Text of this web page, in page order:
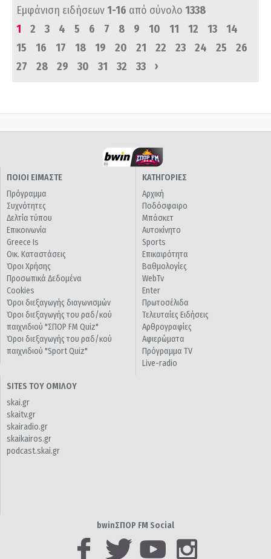
Εμφάνιση ειδήσεων1-16 από σύνολο 1338
1
2 3 4 5 6 7 8 9 10 11 12 13
14
15
16 17 18 19 20 21 22 23 24 25
26
27
28 29 30 31 32 33 ›
ΠΟΙΟΙ ΕΙΜΑΣΤΕ
Πρόγραμμα
Συχνότητες
Δελτία τύπου
Επικοινωνία
Greece Is
Οικ. Καταστάσεις
Όροι Χρήσης
Προσωπικά Δεδομένα
Cookies
Όροι διεξαγωγής διαγωνισμών
Όροι διεξαγωγής του ραδ/κού
παιχνιδιού "ΣΠΟΡ FM Quiz"
Όροι διεξαγωγής του ραδ/κού
παιχνιδιού "Sport Quiz"
ΚΑΤΗΓΟΡΙΕΣ
Αρχική
Ποδόσφαιρο
Μπάσκετ
Αυτοκίνητο
Sports
Επικαιρότητα
Βαθμολογίες
WebTv
Enter
Πρωτοσέλιδα
Τελευταίες Ειδήσεις
Αρθρογραφίες
Αφιερώματα
Πρόγραμμα TV
Live-radio
SITES ΤΟΥ ΟΜΙΛΟΥ
skai.gr
skaitv.gr
skairadio.gr
skaikairos.gr
podcast.skai.gr
bwinΣΠΟΡ FM Social